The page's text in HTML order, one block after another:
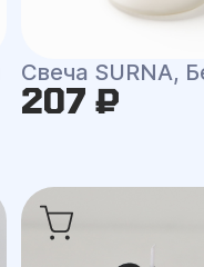
Свеча SURNA,
207 ₽